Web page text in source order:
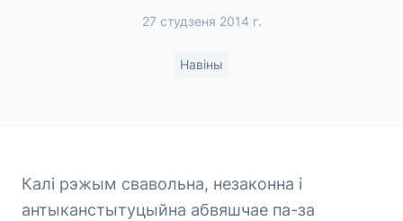
27 студзеня 2014 г.
Навіны
Калі рэжым свавольна, незаконна і
антыканстытуцыйна абвяшчае па-за